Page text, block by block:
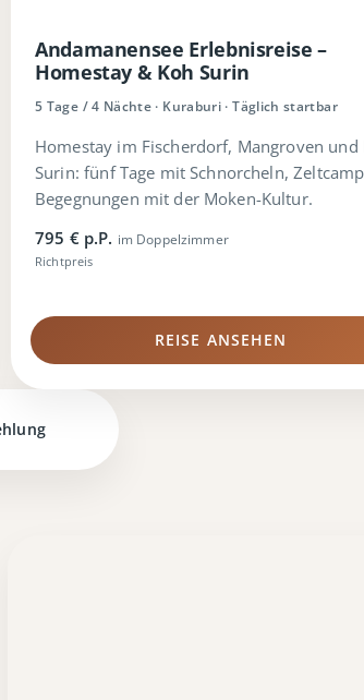
Andamanensee Erlebnisreise –
Homestay & Koh Surin
5 Tage / 4 Nächte · Kuraburi · Täglich startbar
Homestay im Fischerdorf, Mangroven und
Surin: fünf Tage mit Schnorcheln,
Begegnungen mit der Moken-Kultur.
795 € p.P. im Doppelzimmer
Richtpreis
REISE ANSEHEN